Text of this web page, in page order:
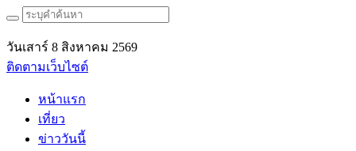
วันเสาร์ 8 สิงหาคม 2569
ติดตามเว็บไซต์
หน้าแรก
เที่ยว
ข่าววันนี้